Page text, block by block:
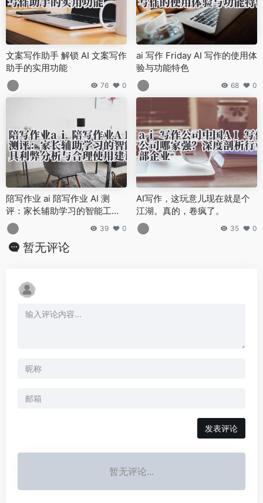
文案写作助手 解锁 AI 文案写作
助手的实用功能
76 0
ai 写作 Friday AI 写作的使用体
验与功能特色
68 0
陪写作业 ai 陪写作业 AI 测
评：家长辅助学习的智能工具
利弊分析与合理使用建议39 0
AI写作，这玩意儿现在就是个
江湖。真的，卷疯了。
35 0
暂无评论
发表评论
暂无评论...